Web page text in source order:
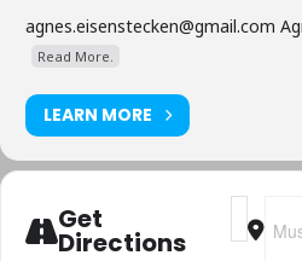
agnes.eisenstecken@gmail.com
Read More.
LEARN MORE
Get
Directions